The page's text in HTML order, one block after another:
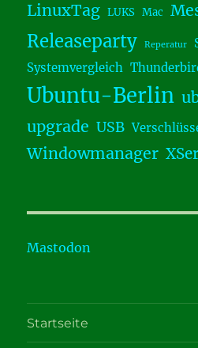
LinuxTag LUKS Mac
Releaseparty Reperatur
Systemvergleich
Ubuntu-Berlin
upgrade USB
Windowmanager
Mastodon
Startseite